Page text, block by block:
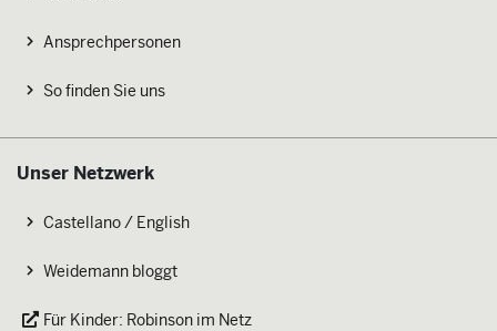
Ansprechpersonen
So finden Sie uns
Unser Netzwerk
Castellano / English
Weidemann bloggt
Für Kinder: Robinson im Netz